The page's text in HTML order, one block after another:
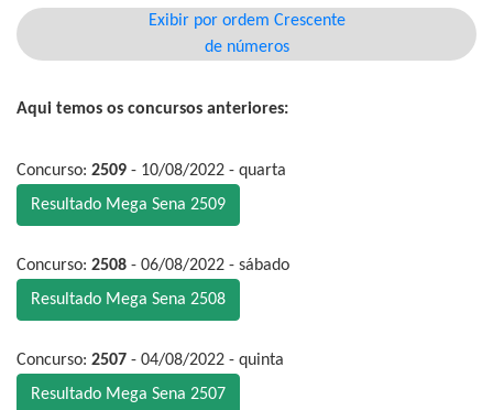
Exibir por ordem Crescente
de números
Aqui temos os concursos anteriores:
Concurso: 2509 - 10/08/2022 - quarta
Resultado Mega Sena 2509
Concurso: 2508 - 06/08/2022 - sábado
Resultado Mega Sena 2508
Concurso: 2507 - 04/08/2022 - quinta
Resultado Mega Sena 2507